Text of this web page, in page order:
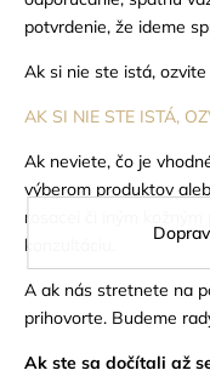
potvrdenie, že ideme
Ak si nie ste istá,
AK SI NIE STE ISTÁ,
Ak neviete, čo je
výberom produktov
rosacei či iným kožným
konzultáciu.
A ak nás stretnete na
prihovorte. Budeme
Ak ste sa dočítali až